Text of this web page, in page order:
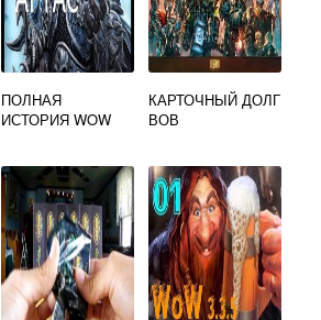
ПОЛНАЯ
ИСТОРИЯ WOW
КАРТОЧНЫЙ ДОЛГ
ВОВ